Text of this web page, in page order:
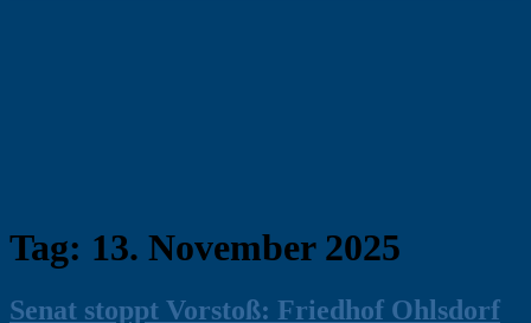
Tag: 13. November 2025
Senat stoppt Vorstoß: Friedhof Ohlsdorf